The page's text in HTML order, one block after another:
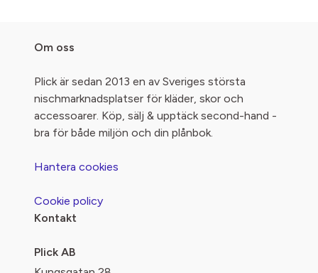
Om oss
Plick är sedan 2013 en av Sveriges största
nischmarknadsplatser för kläder, skor och
accessoarer. Köp, sälj & upptäck second-hand -
bra för både miljön och din plånbok.
Hantera cookies
Cookie policy
Kontakt
Plick AB